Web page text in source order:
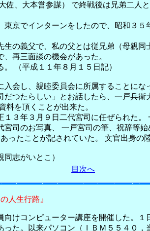
佐、大本営参謀） で終戦後は兄弟二人
京でインターンをしたので、昭和３
の義父で、私の父とは従兄弟（母親
再三面談の機会があった。
（平成１１年８月１５日記）
会し、親睦委員会に所属することにな
だつたらしい」とお話したら、一戸兵
料を頂くことが出来た。
３年３月９日二代宮司に任ぜられた
司のお写真、 一戸宮司の筆、祝辞等
ったことが記されていた。 文官出身の
志がいとこ）
目次へ
人生行路』
けコンピューター講座を開催した。
た。以来パソコン（ＩＢＭ５５４０